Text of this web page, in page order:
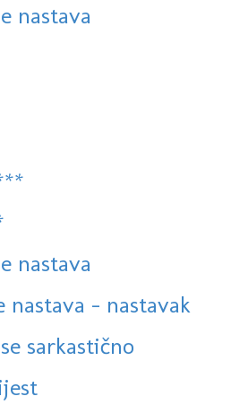
nastava
nastava
nastava - nastavak
sarkastično